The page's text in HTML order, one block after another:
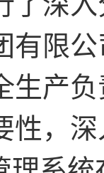
有限
生产
性，